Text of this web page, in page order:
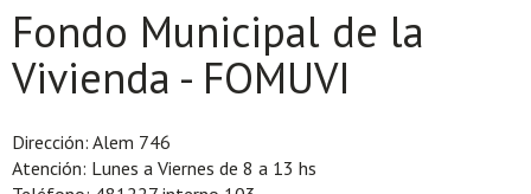
Fondo Municipal de la
Vivienda - FOMUVI
Dirección: Alem 746
Atención: Lunes a Viernes de 8 a 13 hs